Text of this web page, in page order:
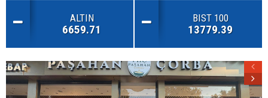
ALTIN
6659.71
BIST 100
13779.39